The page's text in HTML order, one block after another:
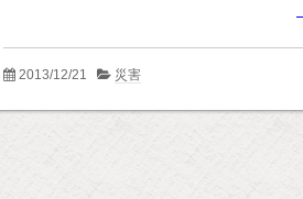
2013/12/21 災害